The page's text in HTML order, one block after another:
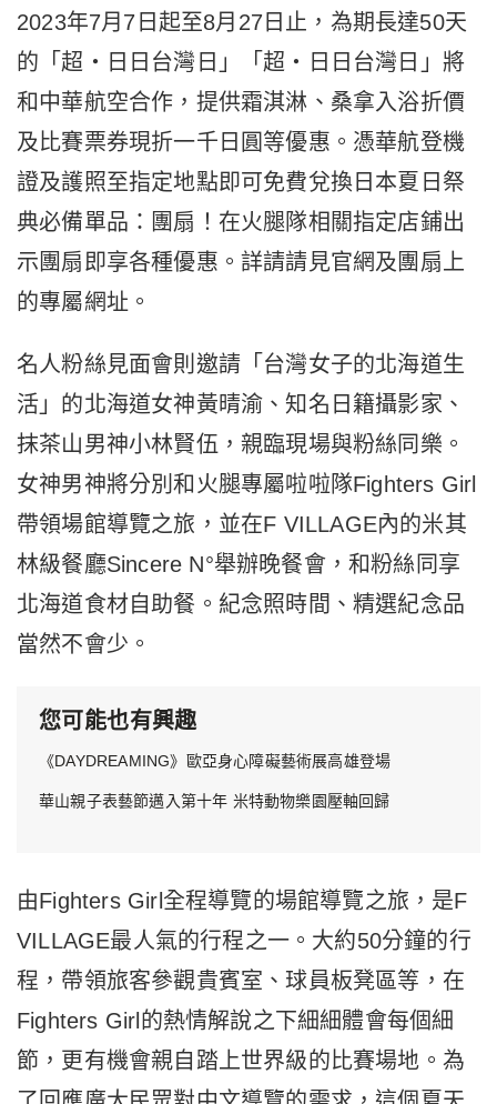
2023年7月7日起至8月27日止，為期長達50天
的「超‧日日台灣日」「超‧日日台灣日」將
和中華航空合作， 提供霜淇淋、桑拿入浴折價
及比賽票券現折一千日圓等優惠。憑華航登機
證及護照至指定地點即可免費兌換日本夏日祭
典必備單品：團扇！在火腿隊相關指定店鋪出
示團扇即享各種優惠。詳請請見官網及團扇上
的專屬網址。
名人粉絲見面會則邀請「台灣女子的北海道生
活」的北海道女神黃晴渝、知名日籍攝影家、
抹茶山男神小林賢伍，親臨現場與粉絲同樂。
女神男神將分別和火腿專屬啦啦隊Fighters Girl
帶領場館導覽之旅，並在F VILLAGE內的米其
林級餐廳Sincere N°舉辦晚餐會，和粉絲同享
北海道食材自助餐。紀念照時間、精選紀念品
當然不會少。
您可能也有興趣
《DAYDREAMING》歐亞身心障礙藝術展高雄登場
華山親子表藝節邁入第十年 米特動物樂園壓軸回歸
由Fighters Girl全程導覽的場館導覽之旅，是F
VILLAGE最人氣的行程之一。大約50分鐘的行
程，帶領旅客參觀貴賓室、球員板凳區等，在
Fighters Girl的熱情解說之下細細體會每個細
節，更有機會親自踏上世界級的比賽場地。為